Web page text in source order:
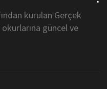
kurulan Gerçek
güncel ve